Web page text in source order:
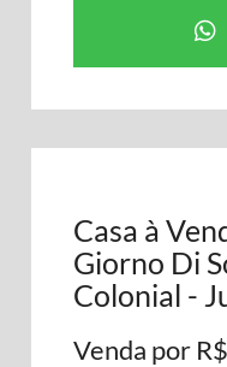
Casa à
Giorno Di
Colonial -
Venda por